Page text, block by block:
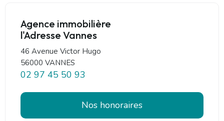
Agence immobilière
l'Adresse Vannes
46 Avenue Victor Hugo
56000 VANNES
02 97 45 50 93
Nos honoraires